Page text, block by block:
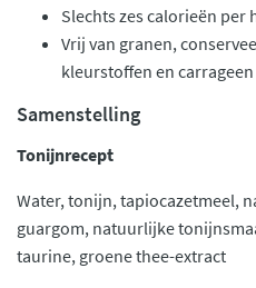
Slechts zes calorieën
Vrij van granen,
kleurstoffen en carrageen
Samenstelling
Tonijnrecept
Water, tonijn, tapiocazetmeel,
guargom, natuurlijke
taurine, groene thee-extract